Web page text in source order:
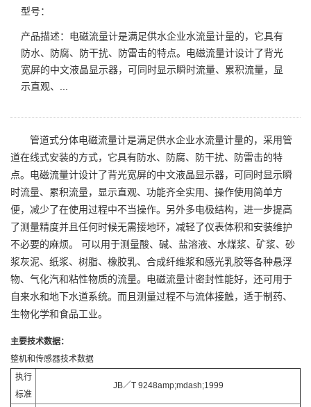
型号：
产品描述：电磁流量计是满足供水企业水流量计量的，它具有
防水、防腐、防干扰、防雷击的特点。电磁流量计设计了背光
宽屏的中文液晶显示器，可同时显示瞬时流量、累积流量，显
示直观、...
管道式分体电磁流量计是满足供水企业水流量计量的，采用管
道在线式安装的方式，它具有防水、防腐、防干扰、防雷击的特
点。电磁流量计设计了背光宽屏的中文液晶显示器，可同时显示瞬
时流量、累积流量，显示直观、功能齐全实用、操作使用简单方
便，减少了在使用过程中不当操作。另外多电极结构，进一步提高
了测量精度并且任何时候无需接地环，减轻了仪表体积和安装维护
不必要的麻烦。 可以用于测量酸、碱、盐溶液、水煤浆、矿浆、砂
浆灰泥、纸浆、树脂、橡胶乳、合成纤维浆和感光乳胶等各种悬浮
物、气化汽和粘性物质的流量。电磁流量计密封性能好，还可用于
自来水和地下水道系统。而且测量过程不与流体接触，适于制药、
生物化学和食品工业。
主要技术数据：
整机和传感器技术数据
执行
标准
JB／T 9248amp;mdash;1999